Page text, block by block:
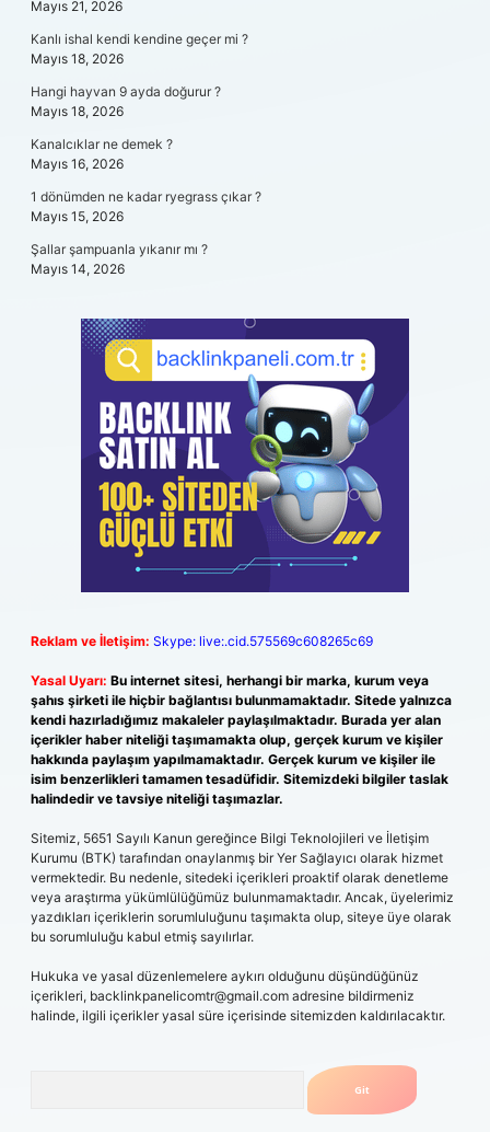
Mayıs 21, 2026
Kanlı ishal kendi kendine geçer mi ?
Mayıs 18, 2026
Hangi hayvan 9 ayda doğurur ?
Mayıs 18, 2026
Kanalcıklar ne demek ?
Mayıs 16, 2026
1 dönümden ne kadar ryegrass çıkar ?
Mayıs 15, 2026
Şallar şampuanla yıkanır mı ?
Mayıs 14, 2026
Reklam ve İletişim: Skype: live:.cid.575569c608265c69
Yasal Uyarı: Bu internet sitesi, herhangi bir marka, kurum veya
şahıs şirketi ile hiçbir bağlantısı bulunmamaktadır. Sitede yalnızca
kendi hazırladığımız makaleler paylaşılmaktadır. Burada yer alan
içerikler haber niteliği taşımamakta olup, gerçek kurum ve kişiler
hakkında paylaşım yapılmamaktadır. Gerçek kurum ve kişiler ile
isim benzerlikleri tamamen tesadüfidir. Sitemizdeki bilgiler taslak
halindedir ve tavsiye niteliği taşımazlar.
Sitemiz, 5651 Sayılı Kanun gereğince Bilgi Teknolojileri ve İletişim
Kurumu (BTK) tarafından onaylanmış bir Yer Sağlayıcı olarak hizmet
vermektedir. Bu nedenle, sitedeki içerikleri proaktif olarak denetleme
veya araştırma yükümlülüğümüz bulunmamaktadır. Ancak, üyelerimiz
yazdıkları içeriklerin sorumluluğunu taşımakta olup, siteye üye olarak
bu sorumluluğu kabul etmiş sayılırlar.
Hukuka ve yasal düzenlemelere aykırı olduğunu düşündüğünüz
içerikleri, backlinkpanelicomtr@gmail.com adresine bildirmeniz
halinde, ilgili içerikler yasal süre içerisinde sitemizden kaldırılacaktır.